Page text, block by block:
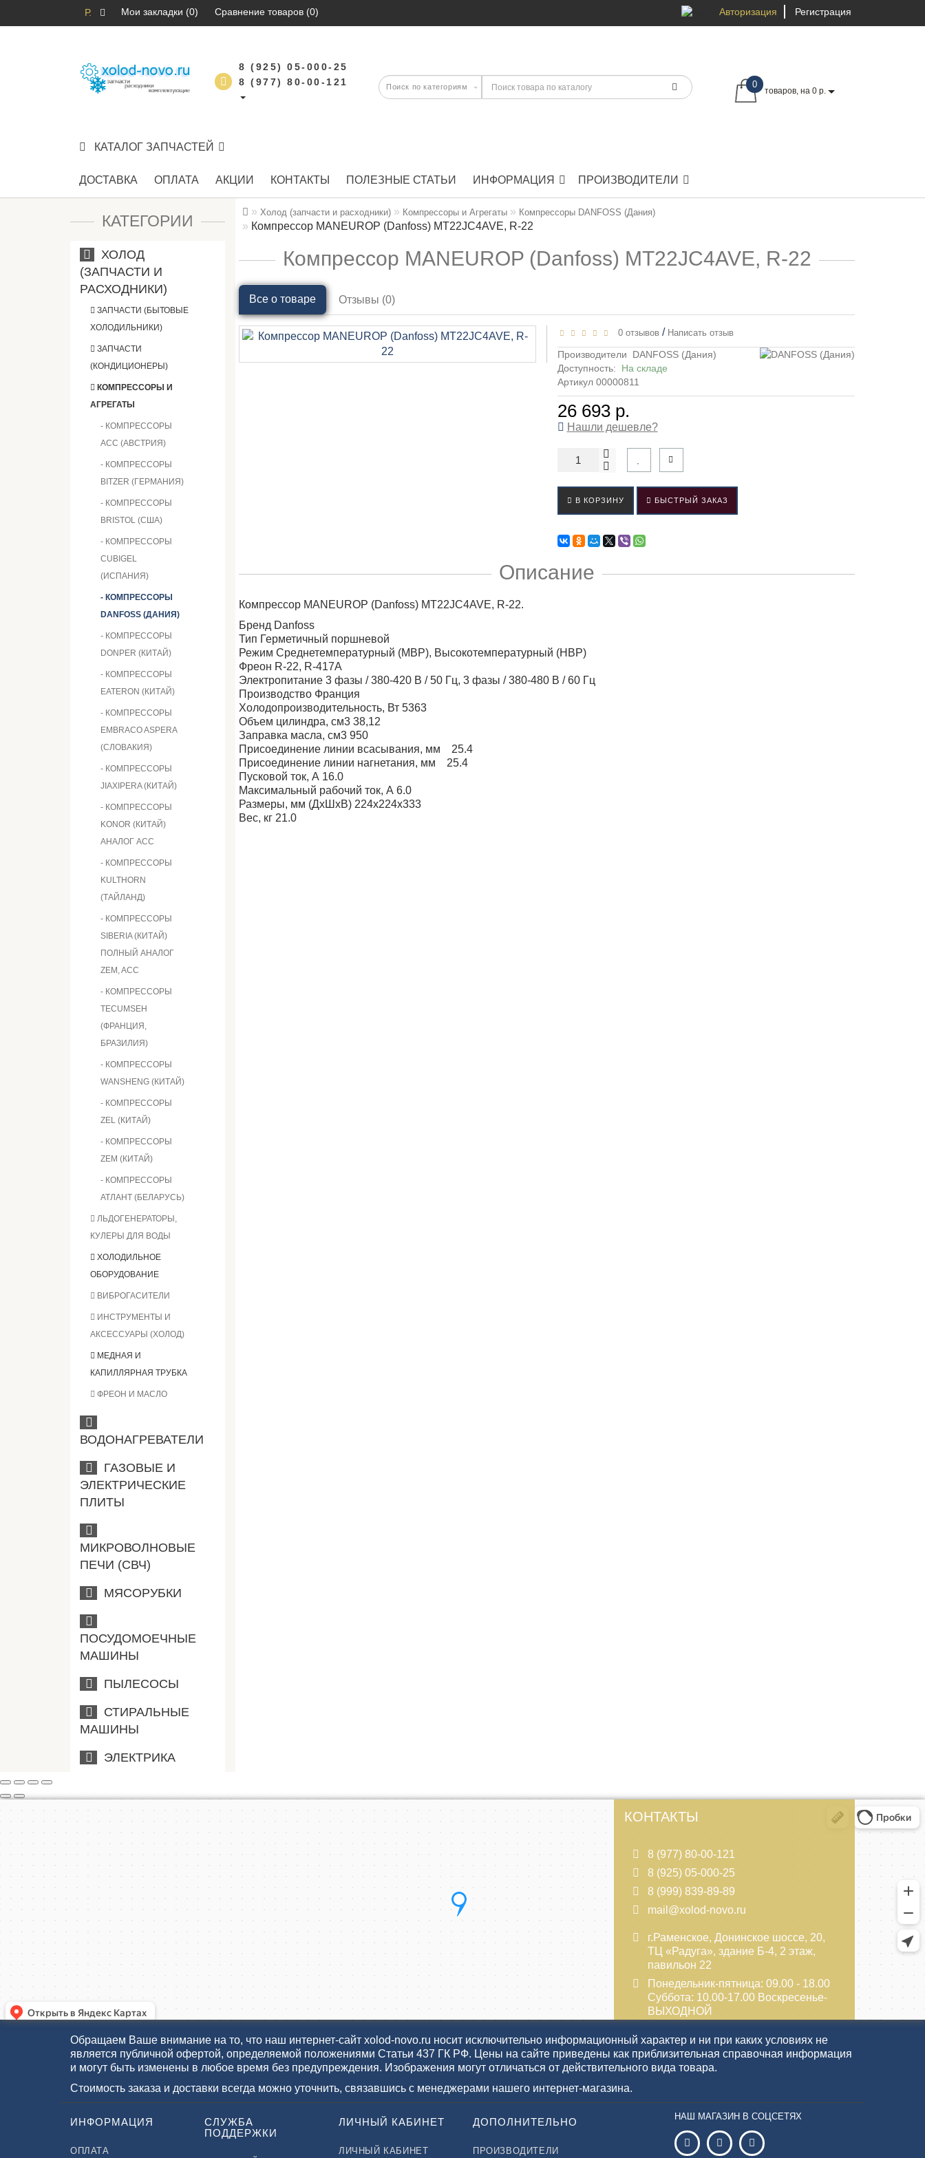
Р. Мои закладки (0) Сравнение товаров (0) Авторизация Регистрация
8 (925) 05-000-25
8 (977) 80-00-121
0
товаров, на 0 р.
КАТАЛОГ ЗАПЧАСТЕЙ
ДОСТАВКА ОПЛАТА АКЦИИ КОНТАКТЫ ПОЛЕЗНЫЕ СТАТЬИ ИНФОРМАЦИЯ ПРОИЗВОДИТЕЛИ
КАТЕГОРИИ
ХОЛОД
(ЗАПЧАСТИ И
РАСХОДНИКИ)
ЗАПЧАСТИ (БЫТОВЫЕ
ХОЛОДИЛЬНИКИ)
ЗАПЧАСТИ
(КОНДИЦИОНЕРЫ)
КОМПРЕССОРЫ И
АГРЕГАТЫ
- КОМПРЕССОРЫ
ACC (АВСТРИЯ)
- КОМПРЕССОРЫ
BITZER (ГЕРМАНИЯ)
- КОМПРЕССОРЫ
BRISTOL (США)
- КОМПРЕССОРЫ
CUBIGEL
(ИСПАНИЯ)
- КОМПРЕССОРЫ
DANFOSS (ДАНИЯ)
- КОМПРЕССОРЫ
DONPER (КИТАЙ)
- КОМПРЕССОРЫ
EATERON (КИТАЙ)
- КОМПРЕССОРЫ
EMBRACO ASPERA
(СЛОВАКИЯ)
- КОМПРЕССОРЫ
JIAXIPERA (КИТАЙ)
- КОМПРЕССОРЫ
KONOR (КИТАЙ)
АНАЛОГ АСС
- КОМПРЕССОРЫ
KULTHORN
(ТАЙЛАНД)
- КОМПРЕССОРЫ
SIBERIA (КИТАЙ)
ПОЛНЫЙ АНАЛОГ
ZEM, ACC
- КОМПРЕССОРЫ
TECUMSEH
(ФРАНЦИЯ,
БРАЗИЛИЯ)
- КОМПРЕССОРЫ
WANSHENG (КИТАЙ)
- КОМПРЕССОРЫ
ZEL (КИТАЙ)
- КОМПРЕССОРЫ
ZEM (КИТАЙ)
- КОМПРЕССОРЫ
АТЛАНТ (БЕЛАРУСЬ)
ЛЬДОГЕНЕРАТОРЫ,
КУЛЕРЫ ДЛЯ ВОДЫ
ХОЛОДИЛЬНОЕ
ОБОРУДОВАНИЕ
ВИБРОГАСИТЕЛИ
ИНСТРУМЕНТЫ И
АКСЕССУАРЫ (ХОЛОД)
МЕДНАЯ И
КАПИЛЛЯРНАЯ ТРУБКА
ФРЕОН И МАСЛО
ВОДОНАГРЕВАТЕЛИ
ГАЗОВЫЕ И
ЭЛЕКТРИЧЕСКИЕ
ПЛИТЫ
МИКРОВОЛНОВЫЕ
ПЕЧИ (СВЧ)
МЯСОРУБКИ
ПОСУДОМОЕЧНЫЕ
МАШИНЫ
ПЫЛЕСОСЫ
СТИРАЛЬНЫЕ
МАШИНЫ
ЭЛЕКТРИКА
Холод (запчасти и расходники) Компрессоры и Агрегаты Компрессоры DANFOSS (Дания)
Компрессор MANEUROP (Danfoss) MT22JС4AVE, R-22
Компрессор MANEUROP (Danfoss) MT22JС4AVE, R-22
Все о товаре Отзывы (0)
0 отзывов / Написать отзыв
Производители
DANFOSS (Дания)
Доступность: На складе
Артикул 00000811
26 693 р.
Нашли дешевле?
В КОРЗИНУ БЫСТРЫЙ ЗАКАЗ
Описание
Компрессор MANEUROP (Danfoss) MT22JС4AVE, R-22.
Бренд Danfoss
Тип Герметичный поршневой
Режим Среднетемпературный (MBP), Высокотемпературный (HBP)
Фреон R-22, R-417A
Электропитание 3 фазы / 380-420 В / 50 Гц, 3 фазы / 380-480 В / 60 Гц
Производство Франция
Холодопроизводительность, Вт 5363
Объем цилиндра, см3 38,12
Заправка масла, см3 950
Присоединение линии всасывания, мм 25.4
Присоединение линии нагнетания, мм 25.4
Пусковой ток, А 16.0
Максимальный рабочий ток, А 6.0
Размеры, мм (ДхШхВ) 224х224х333
Вес, кг 21.0
КОНТАКТЫ
8 (977) 80-00-121
8 (925) 05-000-25
8 (999) 839-89-89
mail@xolod-novo.ru
г.Раменское, Донинское шоссе, 20,
ТЦ «Радуга», здание Б-4, 2 этаж,
павильон 22
Понедельник-пятница: 09.00 - 18.00
Суббота: 10.00-17.00 Воскресенье-
ВЫХОДНОЙ
Обращаем Ваше внимание на то, что наш интернет-сайт xolod-novo.ru носит исключительно информационный характер и ни при каких условиях не
является публичной офертой, определяемой положениями Статьи 437 ГК РФ. Цены на сайте приведены как приблизительная справочная информация
и могут быть изменены в любое время без предупреждения. Изображения могут отличаться от действительного вида товара.
Стоимость заказа и доставки всегда можно уточнить, связавшись с менеджерами нашего интернет-магазина.
ИНФОРМАЦИЯ
ОПЛАТА
СЛУЖБА
ПОДДЕРЖКИ
ЛИЧНЫЙ КАБИНЕТ
ЛИЧНЫЙ КАБИНЕТ
ДОПОЛНИТЕЛЬНО
ПРОИЗВОДИТЕЛИ
НАШ МАГАЗИН В СОЦСЕТЯХ